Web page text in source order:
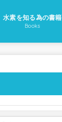
水素を知る為の書籍
Books